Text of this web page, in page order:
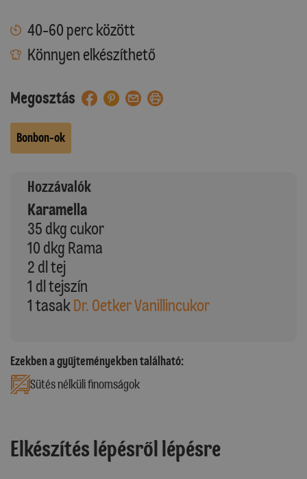
40-60 perc között
Könnyen elkészíthető
Megosztás
Bonbon-ok
Hozzávalók
Karamella
35 dkg cukor
10 dkg Rama
2 dl tej
1 dl tejszín
1 tasak Dr. Oetker Vanillincukor
Ezekben a gyűjteményekben található:
Sütés nélküli finomságok
Elkészítés lépésről lépésre